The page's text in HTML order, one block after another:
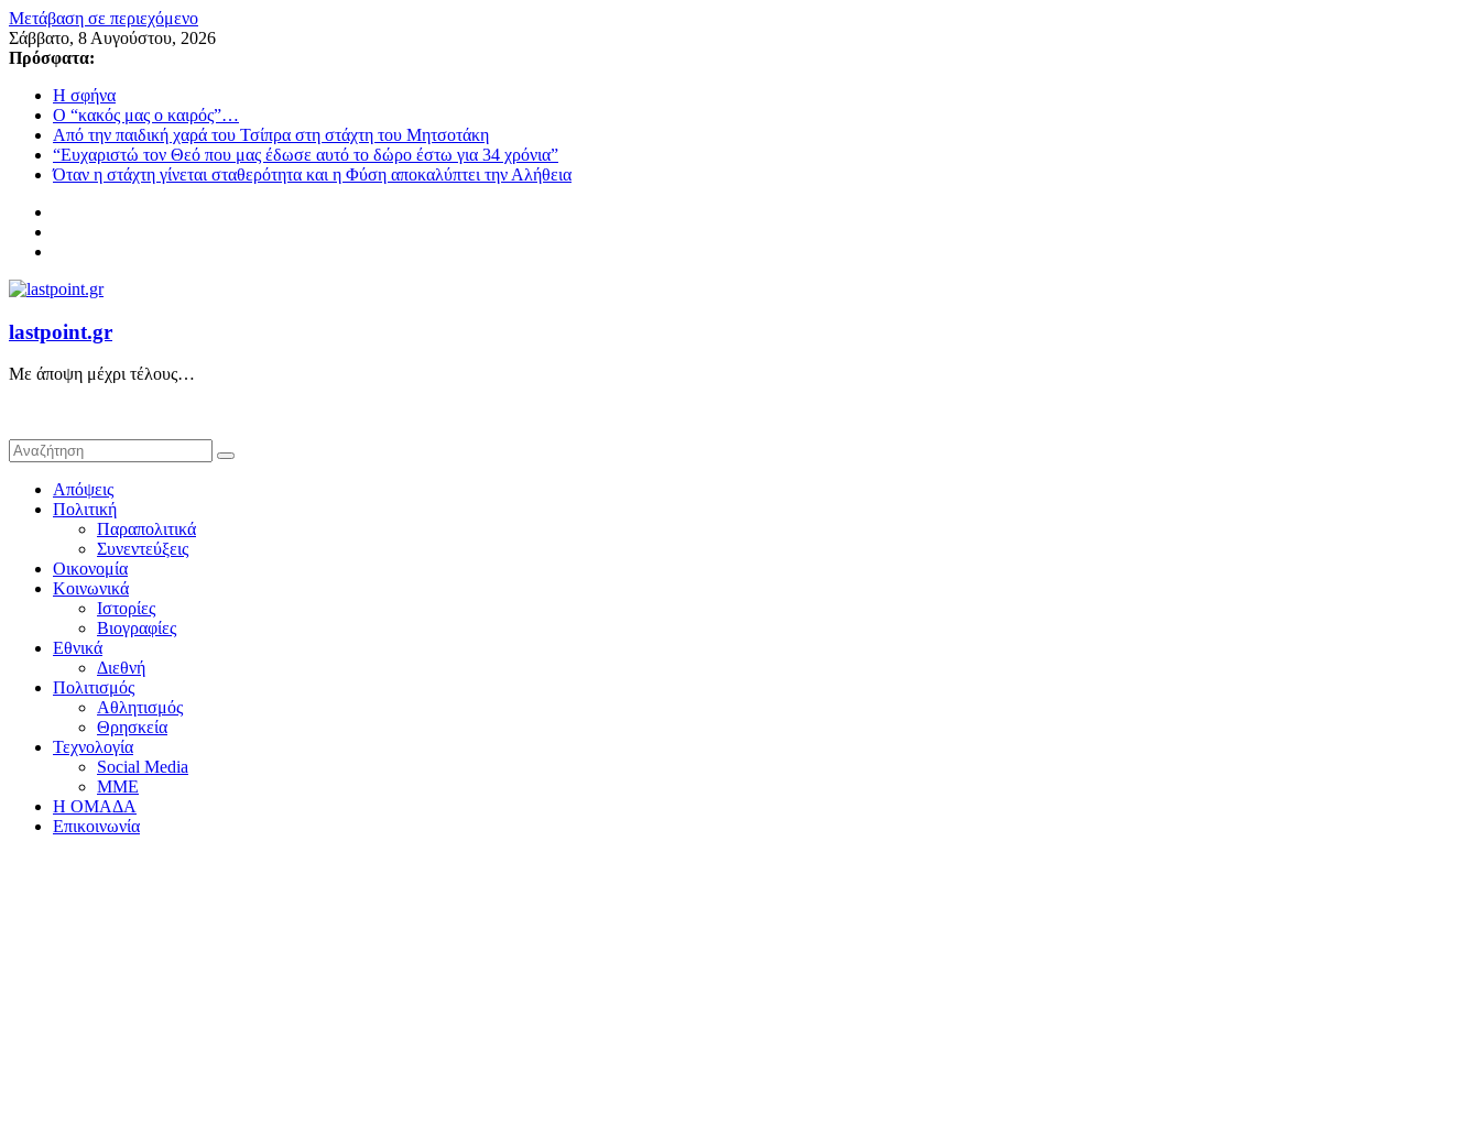
Μετάβαση σε περιεχόμενο
Σάββατο, 8 Αυγούστου, 2026
Πρόσφατα:
Η σφήνα
Ο “κακός μας ο καιρός”…
Από την παιδική χαρά του Τσίπρα στη στάχτη του Μητσοτάκη
“Ευχαριστώ τον Θεό που μας έδωσε αυτό το δώρο έστω για 34 χρόνια”
Όταν η στάχτη γίνεται σταθερότητα και η Φύση αποκαλύπτει την Αλήθεια
lastpoint.gr
Με άποψη μέχρι τέλους…
Απόψεις
Πολιτική
Παραπολιτικά
Συνεντεύξεις
Οικονομία
Κοινωνικά
Ιστορίες
Βιογραφίες
Εθνικά
Διεθνή
Πολιτισμός
Αθλητισμός
Θρησκεία
Τεχνολογία
Social Media
ΜΜΕ
Η ΟΜΑΔΑ
Επικοινωνία